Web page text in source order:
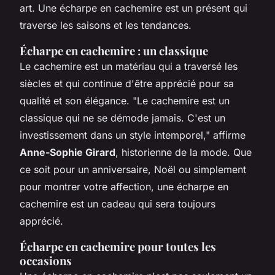
art. Une écharpe en cachemire est un présent qui
traverse les saisons et les tendances.
Écharpe en cachemire : un classique
Le cachemire est un matériau qui a traversé les
siècles et qui continue d'être apprécié pour sa
qualité et son élégance. "Le cachemire est un
classique qui ne se démode jamais. C'est un
investissement dans un style intemporel," affirme
Anne-Sophie Girard, historienne de la mode. Que
ce soit pour un anniversaire, Noël ou simplement
pour montrer votre affection, une écharpe en
cachemire est un cadeau qui sera toujours
apprécié.
Écharpe en cachemire pour toutes les
occasions